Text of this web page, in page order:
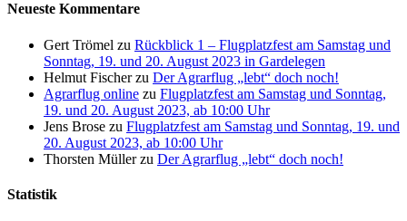
Neueste Kommentare
Gert Trömel zu Rückblick 1 – Flugplatzfest am Samstag und
Sonntag, 19. und 20. August 2023 in Gardelegen
Helmut Fischerzu Der Agrarflug „lebt“ doch noch!
Agrarflug online zu Flugplatzfest am Samstag und Sonntag,
19. und 20. August 2023, ab 10:00 Uhr
Jens Brose zu Flugplatzfest am Samstag und Sonntag, 19. und
20. August 2023, ab 10:00 Uhr
Thorsten Müllerzu Der Agrarflug „lebt“ doch noch!
Statistik